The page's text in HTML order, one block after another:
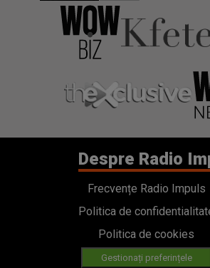
Despre Radio
Frecvențe Radio Impuls
Politica de
Politica de cookies
Gestionați preferințele